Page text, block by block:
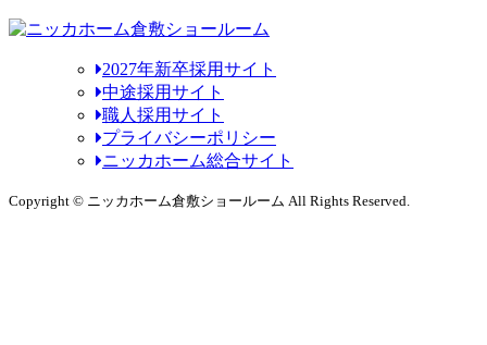
2027年新卒採用サイト
中途採用サイト
職人採用サイト
プライバシーポリシー
ニッカホーム総合サイト
Copyright © ニッカホーム倉敷ショールーム All Rights Reserved.